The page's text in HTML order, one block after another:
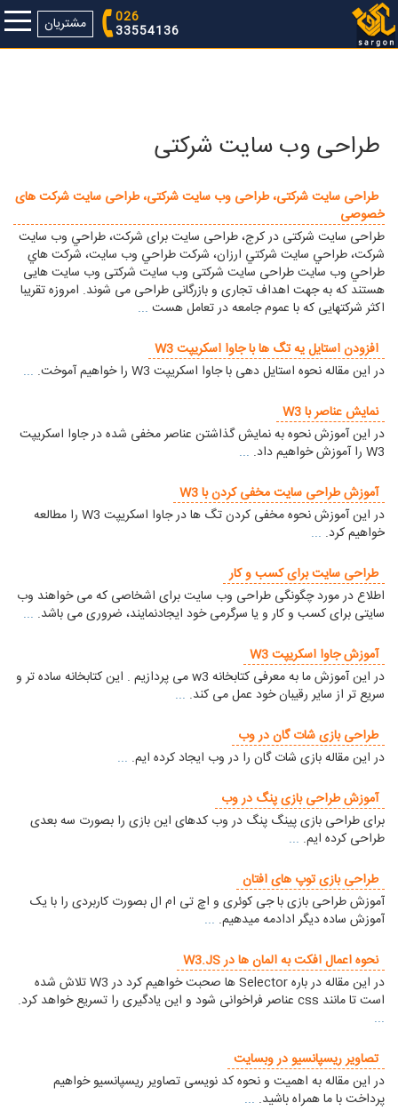
مشتریان 026
33554136
طراحی وب سایت شرکتی
طراحی سایت شرکتی، طراحی وب سایت شرکتی، طراحی سایت شركت های
خصوصی
طراحی سایت شرکتی در کرج، طراحی سایت برای شرکت، طراحي وب سايت
شركت، طراحي سايت شركتي ارزان، شركت طراحي وب سايت، شركت هاي
طراحي وب سايت طراحی سایت شرکتی وب سایت شرکتی وب سایت هایی
هستند که به جهت اهداف تجاری و بازرگانی طراحی می شوند. امروزه تقریبا
اکثر شرکتهایی که با عموم جامعه در تعامل هست ...
افزودن استایل یه تگ ها با جاوا اسکریپت W3
در این مقاله نحوه استایل دهی با جاوا اسکریپت W3 را خواهیم آموخت.
...
نمایش عناصر با W3
در این آموزش نحوه به نمایش گذاشتن عناصر مخفی شده در جاوا اسکریپت
W3 را آموزش خواهیم داد.
...
آموزش طراحی سایت مخفی کردن با W3
در این آموزش نحوه مخفی کردن تگ ها در جاوا اسکریپت W3 را مطالعه
خواهیم کرد. ...
طراحی سایت برای کسب و کار
اطلاع در مورد چگونگی طراحی وب سایت برای اشخاصی که می خواهند وب
سایتی برای کسب و کار و یا سرگرمی خود ایجادنمایند، ضروری می باشد. ...
آموزش جاوا اسکریپت W3
در این آموزش ما به معرفی کتابخانه w3 می پردازیم . این کتابخانه ساده تر و
سریع تر از سایر رقیبان خود عمل می کند. ...
طراحی بازی شات گان در وب
در این مقاله بازی شات گان را در وب ایجاد کرده ایم. ...
آموزش طراحی بازی پنگ در وب
برای طراحی بازی پینگ پنگ در وب کدهای این بازی را بصورت سه بعدی
طراحی کرده ایم. ...
طراحی بازی توپ های افتان
آموزش طراحی بازی با جی کوئری و اچ تی ام ال بصورت کاربردی را با یک
آموزش ساده دیگر ادادمه میدهیم. ...
نحوه اعمال افکت به المان ها در W3.JS
در این مقاله در باره Selector ها صحبت خواهیم کرد در W3 تلاش شده
است تا مانند css عناصر فراخوانی شود و این یادگیری را تسریع خواهد کرد.
...
تصاویر ریسپانسیو در وبسایت
در این مقاله به اهمیت و نحوه کد نویسی تصاویر ریسپانسیو خواهیم
پرداخت با ما همراه باشید. ...